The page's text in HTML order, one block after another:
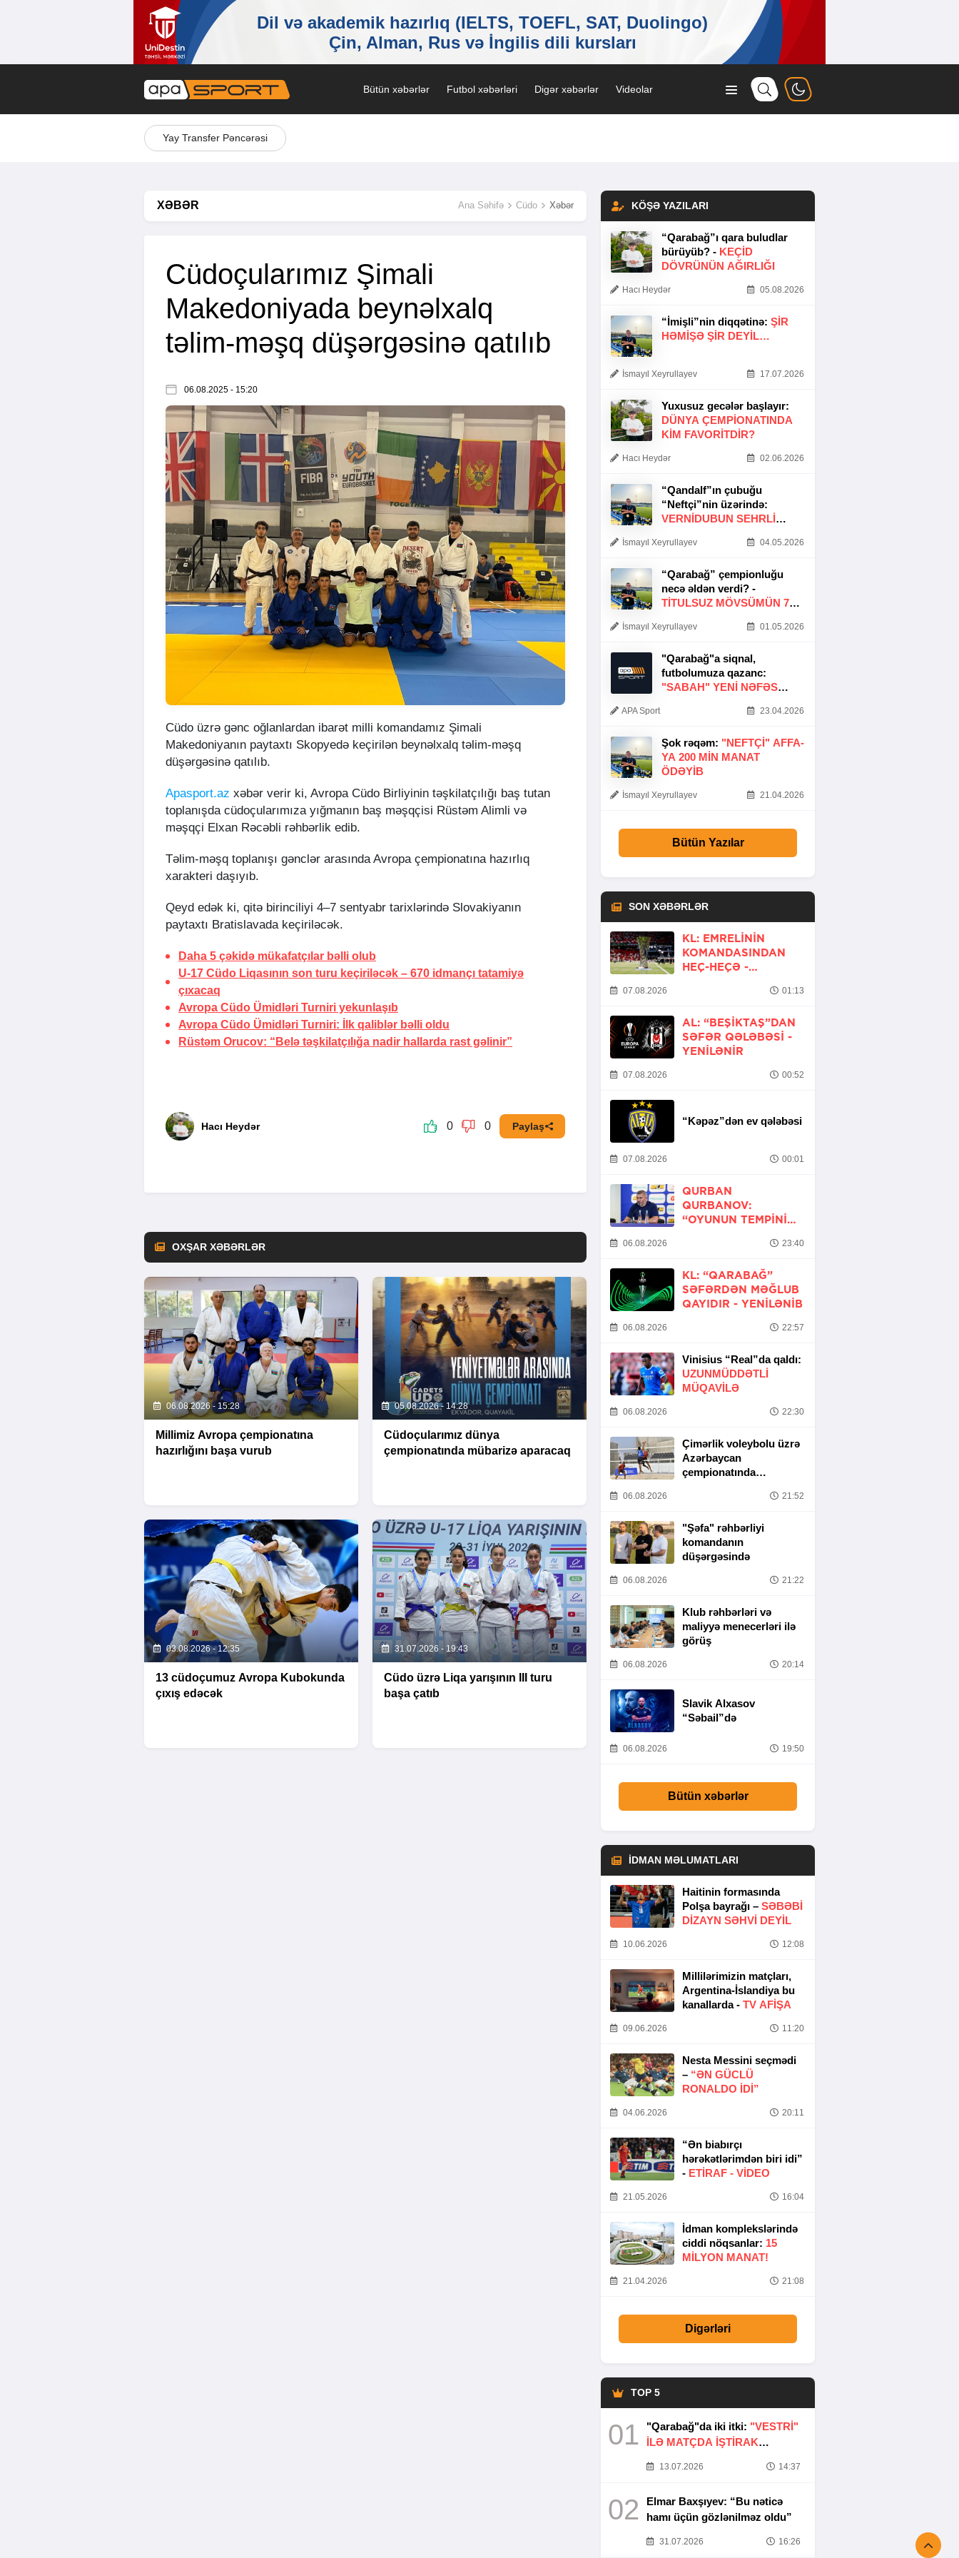
Bütün xəbərlər Futbol xəbərləri Digər xəbərlər Videolar
Yay Transfer Pəncərəsi
XƏBƏR Ana Səhifə Cüdo Xəbər
Cüdoçularımız Şimali
Makedoniyada beynəlxalq
təlim-məşq düşərgəsinə qatılıb
06.08.2025 - 15:20
Cüdo üzrə gənc oğlanlardan ibarət milli komandamız Şimali
Makedoniyanın paytaxtı Skopyedə keçirilən beynəlxalq təlim-məşq
düşərgəsinə qatılıb.
Apasport.az xəbər verir ki, Avropa Cüdo Birliyinin təşkilatçılığı baş tutan
toplanışda cüdoçularımıza yığmanın baş məşqçisi Rüstəm Alimli və
məşqçi Elxan Rəcəbli rəhbərlik edib.
Təlim-məşq toplanışı gənclər arasında Avropa çempionatına hazırlıq
xarakteri daşıyıb.
Qeyd edək ki, qitə birinciliyi 4–7 sentyabr tarixlərində Slovakiyanın
paytaxtı Bratislavada keçiriləcək.
Daha 5 çəkidə mükafatçılar bəlli olub
U-17 Cüdo Liqasının son turu keçiriləcək – 670 idmançı tatamiyə
çıxacaq
Avropa Cüdo Ümidləri Turniri yekunlaşıb
Avropa Cüdo Ümidləri Turniri: İlk qaliblər bəlli oldu
Rüstəm Orucov: “Belə təşkilatçılığa nadir hallarda rast gəlinir”
Hacı Heydər 0 0 Paylaş
OXŞAR XƏBƏRLƏR
06.08.2026 - 15:28
Millimiz Avropa çempionatına
hazırlığını başa vurub
05.08.2026 - 14:28
Cüdoçularımız dünya
çempionatında mübarizə aparacaq
03.08.2026 - 12:35
13 cüdoçumuz Avropa Kubokunda
çıxış edəcək
31.07.2026 - 19:43
Cüdo üzrə Liqa yarışının III turu
başa çatıb
KÖŞƏ YAZILARI
“Qarabağ”ı qara buludlar
bürüyüb? - KEÇID
DÖVRÜNÜN AĞIRLIĞI
Hacı Heydər 05.08.2026
“İmişli”nin diqqətinə: ŞIR
HƏMIŞƏ ŞIR DEYIL…
İsmayıl Xeyrullayev 17.07.2026
Yuxusuz gecələr başlayır:
DÜNYA ÇEMPIONATINDA
KIM FAVORITDIR?
Hacı Heydər 02.06.2026
“Qandalf”ın çubuğu
“Neftçi”nin üzərində:
VERNİDUBUN SEHRLİ
İsmayıl Xeyrullayev 04.05.2026
“Qarabağ” çempionluğu
necə əldən verdi? -
TITULSUZ MÖVSÜMÜN 7
İsmayıl Xeyrullayev 01.05.2026
"Qarabağ"a siqnal,
futbolumuza qazanc:
"SABAH" YENI NƏFƏS
APA Sport 23.04.2026
Şok rəqəm: "NEFTÇI" AFFA-
YA 200 MIN MANAT
ÖDƏYIB
İsmayıl Xeyrullayev 21.04.2026
Bütün Yazılar
SON XƏBƏRLƏR
KL: EMRELININ
KOMANDASINDAN
HEÇ-HEÇƏ -
07.08.2026 01:13
AL: “BEŞIKTAŞ”DAN
SƏFƏR QƏLƏBƏSI -
YENİLƏNİR
07.08.2026 00:52
“Kəpəz”dən ev qələbəsi
07.08.2026 00:01
QURBAN
QURBANOV:
“OYUNUN TEMPINI
06.08.2026 23:40
KL: “QARABAĞ”
SƏFƏRDƏN MƏĞLUB
QAYIDIR - YENİLƏNİB
06.08.2026 22:57
Vinisius “Real”da qaldı:
UZUNMÜDDƏTLİ
MÜQAVİLƏ
06.08.2026 22:30
Çimərlik voleybolu üzrə
Azərbaycan
çempionatında
06.08.2026 21:52
"Şəfa" rəhbərliyi
komandanın
düşərgəsində
06.08.2026 21:22
Klub rəhbərləri və
maliyyə menecerləri ilə
görüş
06.08.2026 20:14
Slavik Alxasov
“Səbail”də
06.08.2026 19:50
Bütün xəbərlər
İDMAN MƏLUMATLARI
Haitinin formasında
Polşa bayrağı – SƏBƏBI
DIZAYN SƏHVI DEYIL
10.06.2026 12:08
Millilərimizin matçları,
Argentina-İslandiya bu
kanallarda - TV AFİŞA
09.06.2026 11:20
Nesta Messini seçmədi
– “ƏN GÜCLÜ
RONALDO IDI”
04.06.2026 20:11
“Ən biabırçı
hərəkətlərimdən biri idi”
- ETIRAF - VİDEO
21.05.2026 16:04
İdman komplekslərində
ciddi nöqsanlar: 15
MILYON MANAT!
21.04.2026 21:08
Digərləri
TOP 5
01 "Qarabağ"da iki itki: "VESTRİ"
İLƏ MATÇDA İŞTİRAK
13.07.2026 14:37
02
Elmar Baxşıyev: “Bu nəticə
hamı üçün gözlənilməz oldu”
31.07.2026 16:26